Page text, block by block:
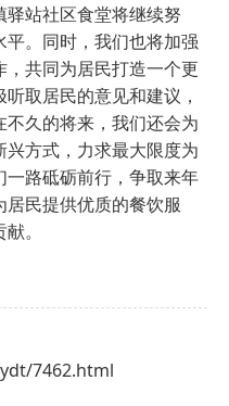
站社区食堂将继续努
。同时，我们也将加强
共同为居民打造一个更
取居民的意见和建议，
久的将来，我们还会为
方式，力求最大限度为
一路砥砺前行，争取来年
民提供优质的餐饮服
。
7462.html